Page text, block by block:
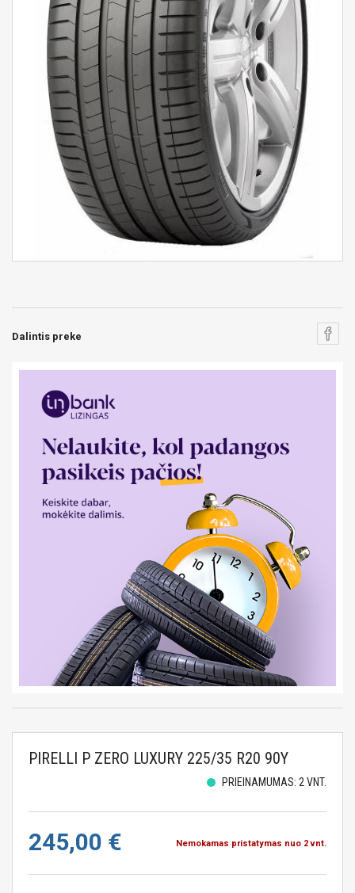
Dalintis preke
PIRELLI P ZERO LUXURY 225/35 R20 90Y
PRIEINAMUMAS: 2 VNT.
245,00 € Nemokamas pristatymas nuo 2 vnt.